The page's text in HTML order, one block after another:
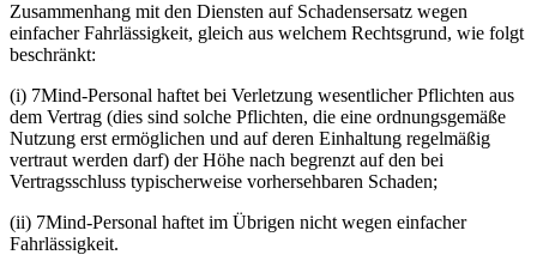
Zusammenhang mit den Diensten auf Schadensersatz wegen
einfacher Fahrlässigkeit, gleich aus welchem Rechtsgrund, wie folgt
beschränkt:
(i) 7Mind-Personal haftet bei Verletzung wesentlicher Pflichten aus
dem Vertrag (dies sind solche Pflichten, die eine ordnungsgemäße
Nutzung erst ermöglichen und auf deren Einhaltung regelmäßig
vertraut werden darf) der Höhe nach begrenzt auf den bei
Vertragsschluss typischerweise vorhersehbaren Schaden;
(ii) 7Mind-Personal haftet im Übrigen nicht wegen einfacher
Fahrlässigkeit.